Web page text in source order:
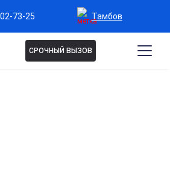
73-25 Тамбов
СРОЧНЫЙ ВЫЗОВ